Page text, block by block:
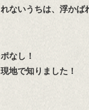
ないうちは、浮か
なし！
地で知りました！